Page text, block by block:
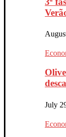
July